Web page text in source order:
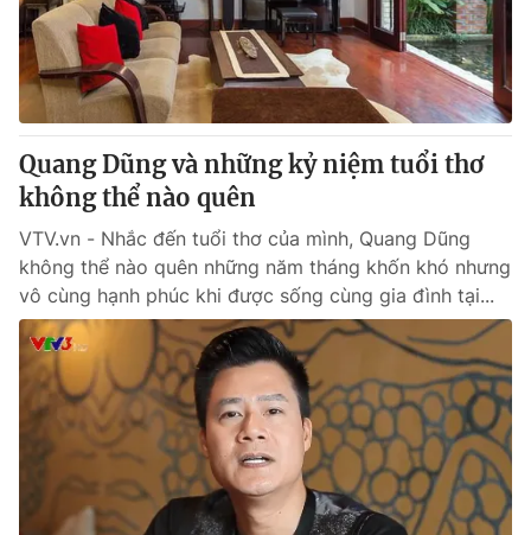
Quang Dũng và những kỷ niệm tuổi thơ
không thể nào quên
VTV.vn - Nhắc đến tuổi thơ của mình, Quang Dũng
không thể nào quên những năm tháng khốn khó nhưng
vô cùng hạnh phúc khi được sống cùng gia đình tại...